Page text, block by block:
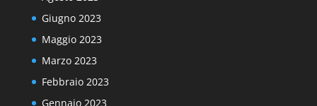
Giugno 2023
Maggio 2023
Marzo 2023
Febbraio 2023
Gennaio 2023